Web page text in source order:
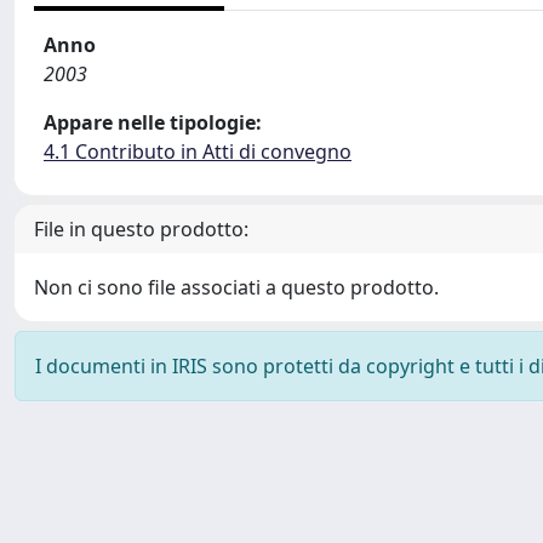
Anno
2003
Appare nelle tipologie:
4.1 Contributo in Atti di convegno
File in questo prodotto:
Non ci sono file associati a questo prodotto.
I documenti in IRIS sono protetti da copyright e tutti i